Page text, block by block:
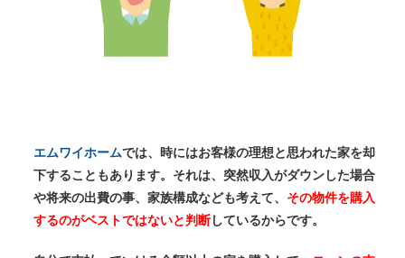
エムワイホームでは、時にはお客様の理想と思われた家を却
下することもあります。それは、突然収入がダウンした場合
や将来の出費の事、家族構成なども考えて、 その物件を購入
するのがベストではないと判断しているからです。